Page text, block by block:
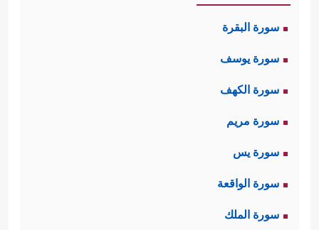
فهم بهاتين الصفتين يستحقون أشدَّ
العقاب، بحيث يكونون عبرةً لغيرهم من
المعاهدين.
ثانيًا: حكم العدوِّ المعاهد الذي بدَرَت منه
علامات النقض دون تصريح، بحيث تكون
هناك خشية من نقضه للعهد في ساعة
الشدَّة﴿وَإِمَّا تَخَافَنَّ مِن قَوۡمٍ خِیَانَةࣰ فَٱنۢبِذۡ إِلَیۡهِمۡ
سورة البقرة
سورة يوسف
سورة الكهف
سورة مريم
سورة يس
سورة الواقعة
سورة الملك